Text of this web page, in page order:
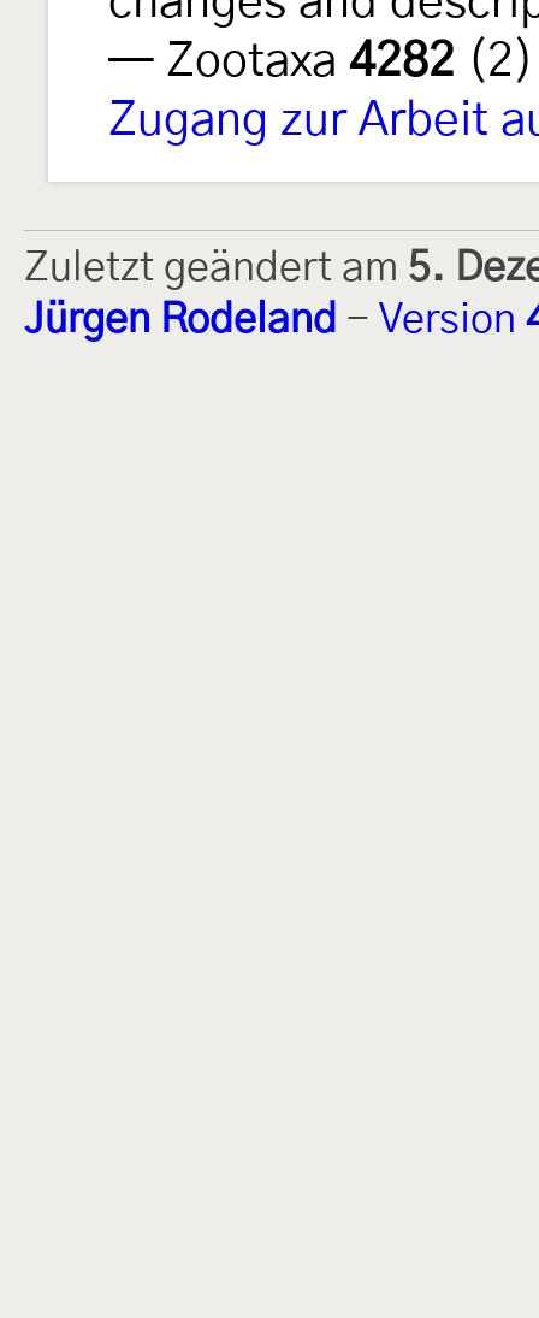
— Zootaxa 4282
Zugang zur Arbeit
Zuletzt geändert am 5.
Jürgen Rodeland - Version